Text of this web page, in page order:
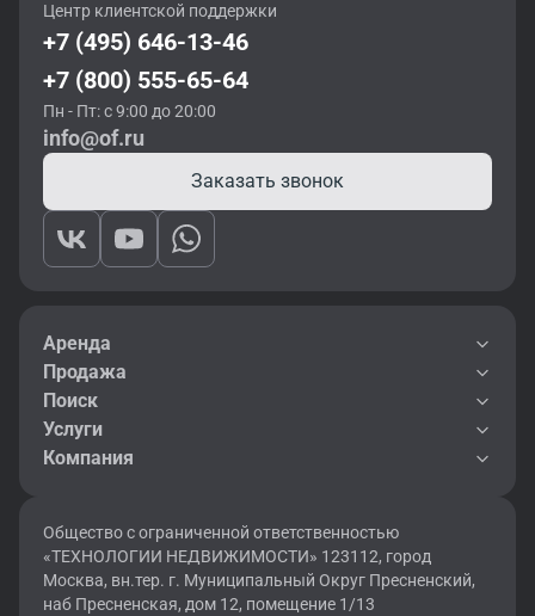
Центр клиентской поддержки
+7 (495) 646-13-46
+7 (800) 555-65-64
Пн - Пт: с 9:00 до 20:00
info@of.ru
Заказать звонок
Аренда
Продажа
Поиск
Услуги
Компания
Общество с ограниченной ответственностью
«ТЕХНОЛОГИИ НЕДВИЖИМОСТИ» 123112, город
Москва, вн.тер. г. Муниципальный Округ Пресненский,
наб Пресненская, дом 12, помещение 1/13